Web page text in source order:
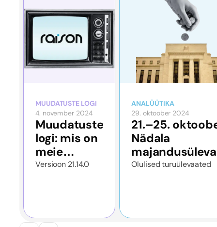
MUUDATUSTE LOGI
4. november 2024
Muudatuste
logi: mis on
meie
rakenduses
Versioon 21.14.0
ANALÜÜTIKA
29. oktoober 2024
21.–25.
Nädala
Olulised turuülevaated